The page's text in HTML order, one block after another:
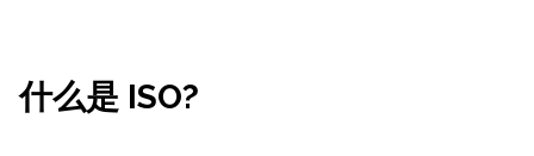
什么是 ISO?